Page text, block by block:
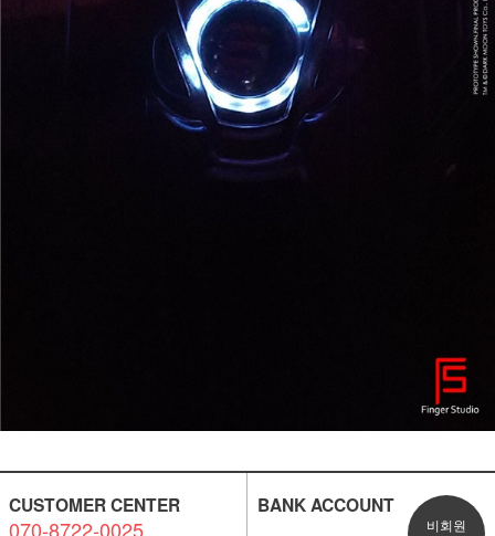
CUSTOMER CENTER
070-8722-0025
BANK ACCOUNT
비회원